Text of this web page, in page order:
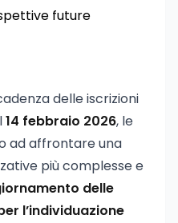
future
delle iscrizioni
14 febbraio 2026, le
ad affrontare una
più complesse e
delle
l’individuazione